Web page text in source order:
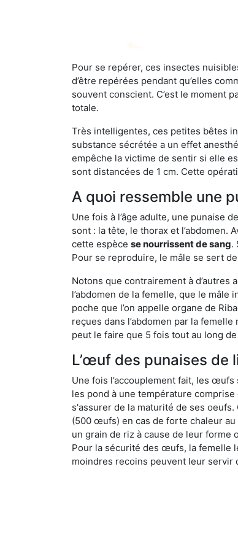
Pour se repérer, ces insectes
d’être repérées pendant qu’elles
souvent conscient. C’est le moment
totale.
Très intelligentes, ces petites bêtes
substance sécrétée a un effet
empêche la victime de sentir si elle
sont distancées de 1 cm. Cette
A quoi ressemble une
Une fois à l’âge adulte, une punaise
sont : la tête, le thorax et l’abdomen.
cette espèce se nourrissent de sang.
Pour se reproduire, le mâle se sert
Notons que contrairement à d’autres
l’abdomen de la femelle, que le
poche que l’on appelle organe de
reçues dans l’abdomen par la
peut le faire que 5 fois tout au long
L’œuf des punaises de
Une fois l’accouplement fait, les
les pond à une température
s'assurer de la maturité de ses
(500 œufs) en cas de forte chaleur
un grain de riz à cause de leur forme
Pour la sécurité des œufs, la femelle
moindres recoins peuvent leur servir